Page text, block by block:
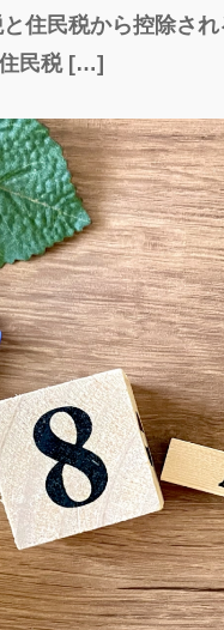
住民税から控除さ
住民税 […]